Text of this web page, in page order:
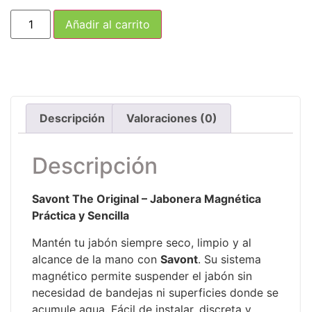
Añadir al carrito
Descripción Valoraciones (0)
Descripción
Savont The Original – Jabonera Magnética
Práctica y Sencilla
Mantén tu jabón siempre seco, limpio y al
alcance de la mano con Savont. Su sistema
magnético permite suspender el jabón sin
necesidad de bandejas ni superficies donde se
acumule agua. Fácil de instalar, discreta y